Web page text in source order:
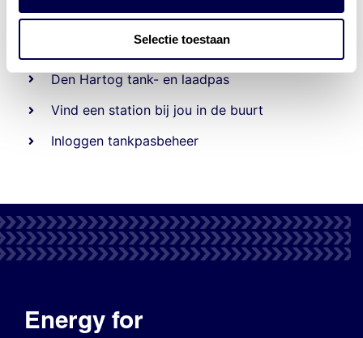
Selectie toestaan
Beheert 70tankstationsen duizendentank-en
Den Hartog tank- en laadpas
Vind een station bij jou in de buurt
Inloggen tankpasbeheer
Energy for